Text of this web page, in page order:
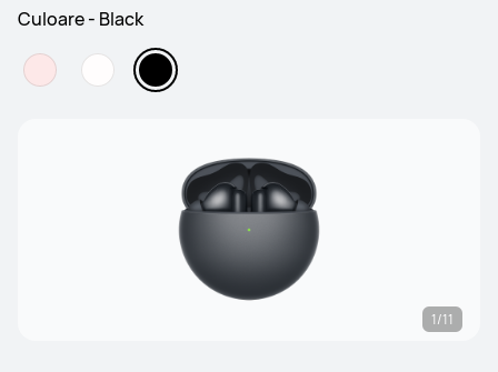
Culoare - Black
1/11